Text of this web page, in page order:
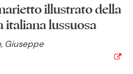
illustrato della
italiana lussuosa
Giuseppe